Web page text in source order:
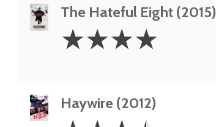
The Hateful Eight (2015)
Stars
☆☆☆☆
Haywire (2012)
3.5